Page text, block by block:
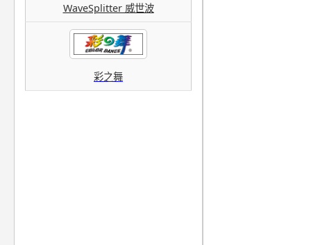
WaveSplitter 威世波
彩之舞